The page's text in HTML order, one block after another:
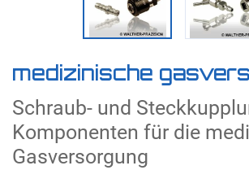
medizinische
Schraub- und
Komponenten für die
Gasversorgung